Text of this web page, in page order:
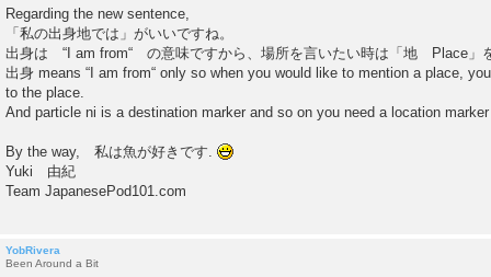
Regarding the new sentence,
「私の出身地では」がいいですね。
出身は “I am from“ の意味ですから、場所を言いたい時は「地 Place」
出身 means “I am from“ only so when you would like to mention a place,
to the place.
And particle ni is a destination marker and so on you need a location
By the way, 私は魚が好きです.
Yuki 由紀
Team JapanesePod101.com
YobRivera
Been Around a Bit